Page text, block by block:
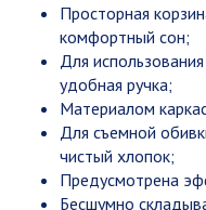
Просторная
комфортный сон;
Для
удобная ручка;
Материалом
Для съемной
чистый хлопок;
Предусмотрена
Бесшумно